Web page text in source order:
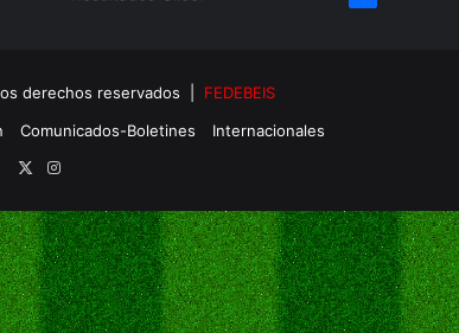
derechos reservados | FEDEBEIS
Comunicados-Boletines
Internacionales
Instagram